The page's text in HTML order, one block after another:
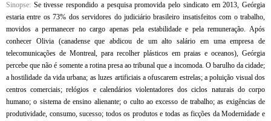
Sinopse: Se tivesse respondido a pesquisa promovida pelo sindicato em 2013, Geórgia
estaria entre os 73% dos servidores do judiciário brasileiro insatisfeitos com o trabalho,
movidos a permanecer no cargo apenas pela estabilidade e pela remuneração. Após
conhecer Olivia (canadense que abdicou de um alto salário em uma empresa de
telecomunicações de Montreal, para recolher plásticos em praias e oceanos), Geórgia
percebe que não é somente a rotina presa ao tribunal que a incomoda. O barulho da cidade;
a hostilidade da vida urbana; as luzes artificiais a ofuscarem estrelas; a poluição visual dos
centros comerciais; relógios e calendários violentadores dos ciclos naturais do corpo
humano; o sistema de ensino alienante; o culto ao excesso de trabalho; as exigências de
produtividade, consumo, sucesso; todos os produtos e todas as ficções da Modernidade e